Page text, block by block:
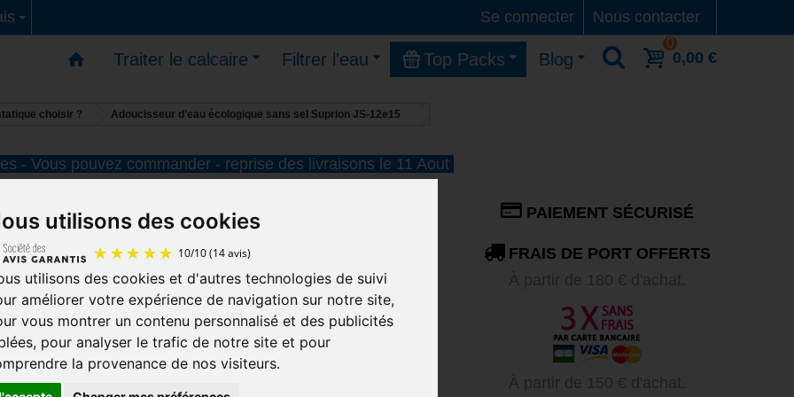
utilisons des cookies
10/ 10 (14 avis)
utilisons des cookies et d'autres technologies de suivi
améliorer votre expérience de navigation sur notre site,
vous montrer un contenu personnalisé et des publicités
pour analyser le trafic de notre site et pour
la provenance de nos visiteurs.
Nous contacter
Se connecter
Traiter le calcaire Filtrer l'eau Top Packs Blog
0
0,00 €
choisir ? Adoucisseur d’eau écologique sans sel Suprion JS-12e15
- Vous pouvez commander - reprise des livraisons le 11 Aout
sel Suprion JS-12e15
LeSuprion JS-12e15est un adoucisseur sans
sel écologiquecompact pour logement jusqu’à2 salles
de bains. Il aide à limiter les effets du tartresans sel,
sans électricité et sans rejet d’eau.
Jusqu’à
PAIEMENT SÉCURISÉ
FRAIS DE PORT OFFERTS